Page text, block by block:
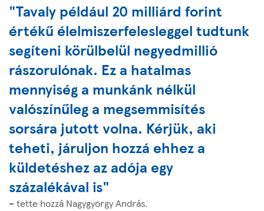
"Tavaly például 20 milliárd forint
értékű élelmiszerfelesleggel tudtunk
segíteni körülbelül negyedmillió
rászorulónak. Ez a hatalmas
mennyiség a munkánk nélkül
valószínűleg a megsemmisítés
sorsára jutott volna. Kérjük, aki
teheti, járuljon hozzá ehhez a
küldetéshez az adója egy
százalékával is"
– tette hozzá Nagygyörgy András.